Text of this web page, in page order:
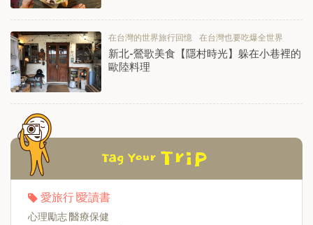
在台灣的世界旅行回憶 在台灣也要吃爆全世界
新北-鶯歌美食【隱村時光】躲在小巷裡的
歐陸料理
愛旅行∣愛讀書
心理勵志∣醫療保健